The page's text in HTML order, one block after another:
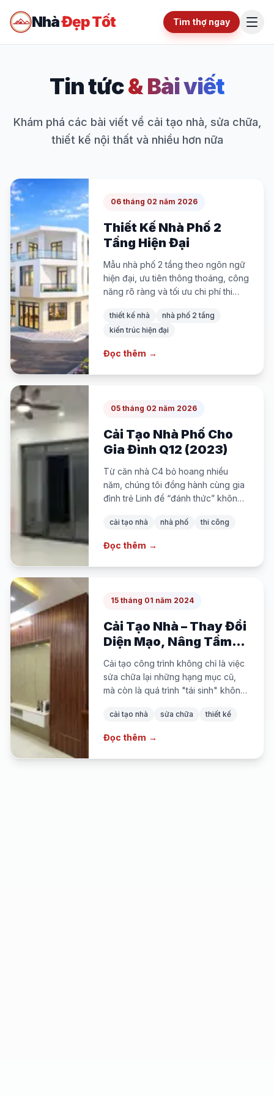
NhàĐẹp Tốt Tìm thợ ngay
Tin tức& Bài viết
Khám phá các bài viết về cải tạo nhà, sửa chữa,
thiết kế nội thất và nhiều hơn nữa
06 tháng 02 năm 2026
Thiết Kế Nhà Phố 2
Tầng Hiện Đại
Mẫu nhà phố 2 tầng theo ngôn ngữ
hiện đại, ưu tiên thông thoáng, công
năng rõ ràng và tối ưu chi phí thi
thiết kế nhà
nhà phố 2 tầng
kiến trúc hiện đại
Đọc thêm →
05 tháng 02 năm 2026
Cải Tạo Nhà Phố Cho
Gia Đình Q12 (2023)
Từ căn nhà C4 bỏ hoang nhiều
năm, chúng tôi đồng hành cùng gia
đình trẻ Linh để “đánh thức” không
làm mới toàn bộ hệ thống và hoàn
thoáng mát, tiện nghi.
cải tạo nhà nhà phố thi công
Đọc thêm →
15 tháng 01 năm 2024
Cải Tạo Nhà – Thay Đổi
Diện Mạo, Nâng Tầm
Giá Trị Sử Dụng
Cải tạo công trình không chỉ là việc
sửa chữa lại những hạng mục cũ,
mà còn là quá trình "tái sinh" không
thẩm mỹ và phù hợp hơn với nhu
cải tạo nhà sửa chữa thiết kế
Đọc thêm →